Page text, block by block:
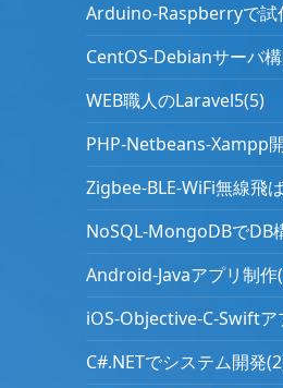
Arduino-Raspberryで試
CentOS-Debianサーバ
WEB職人のLaravel5(5)
PHP-Netbeans-Xampp
Zigbee-BLE-WiFi無線飛
NoSQL-MongoDBでDB
Android-Javaアプリ制作
iOS-Objective-C-Swiftア
C#.NETでシステム開発